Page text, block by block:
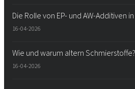
Die Rolle von EP- und AW-Additiven
16-04-2026
Wie und warum altern Schmierstoffe?
16-04-2026